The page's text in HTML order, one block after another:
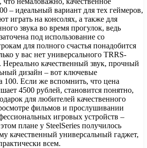
– идеальный вариант для тех геймеров,
играть на консолях, а также для
звука во время прогулок, ведь
под использование со
для полного счастья понадобится
у вас нет универсального TRRS-
Нереально качественный звук, прочный
дизайн – вот ключевые
100. Если же вспомнить, что цена
4500 рублей, становится понятно,
для любителей качественного
фильмов и прослушивании
игровых устройств –
плане у SteelSeries получилось
качественный универсальный гаджет,
всем.